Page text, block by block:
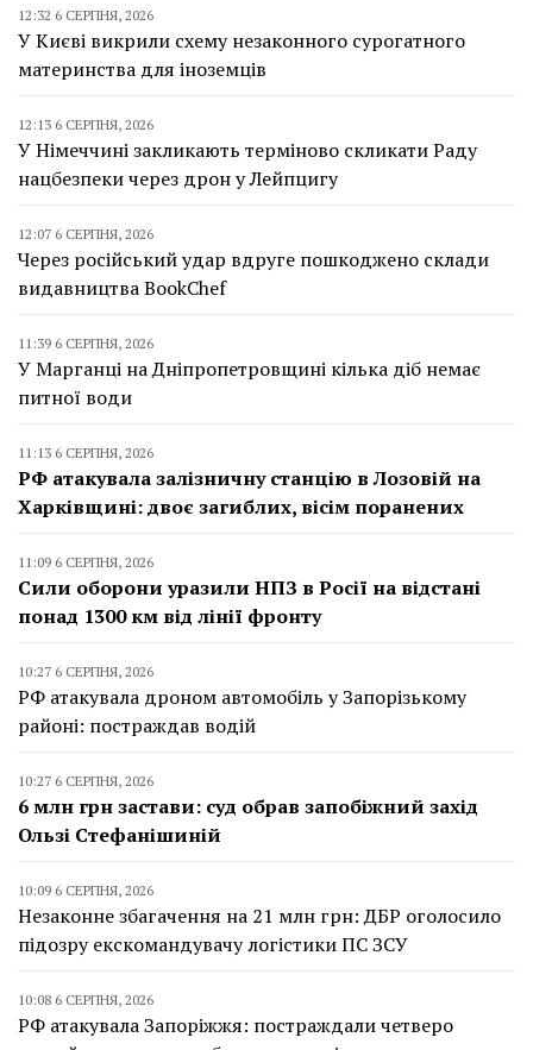
12:32 6 СЕРПНЯ, 2026
У Києві викрили схему незаконного сурогатного
материнства для іноземців
12:13 6 СЕРПНЯ, 2026
У Німеччині закликають терміново скликати Раду
нацбезпеки через дрон у Лейпцигу
12:07 6 СЕРПНЯ, 2026
Через російський удар вдруге пошкоджено склади
видавництва BookChef
11:39 6 СЕРПНЯ, 2026
У Марганці на Дніпропетровщині кілька діб немає
питної води
11:13 6 СЕРПНЯ, 2026
РФ атакувала залізничну станцію в Лозовій на
Харківщині: двоє загиблих, вісім поранених
11:09 6 СЕРПНЯ, 2026
Сили оборони уразили НПЗ в Росії на відстані
понад 1300 км від лінії фронту
10:27 6 СЕРПНЯ, 2026
РФ атакувала дроном автомобіль у Запорізькому
районі: постраждав водій
10:27 6 СЕРПНЯ, 2026
6 млн грн застави: суд обрав запобіжний захід
Ользі Стефанішиній
10:09 6 СЕРПНЯ, 2026
Незаконне збагачення на 21 млн грн: ДБР оголосило
підозру екскомандувачу логістики ПС ЗСУ
10:08 6 СЕРПНЯ, 2026
РФ атакувала Запоріжжя: постраждали четверо